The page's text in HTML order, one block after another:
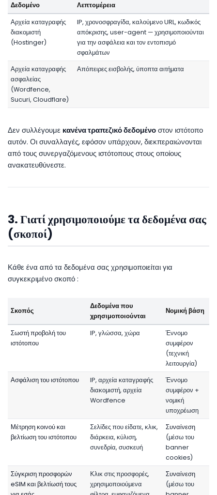
Δεδομένο Λεπτομέρεια
Αρχεία καταγραφής
διακομιστή
(Hostinger)
IP, χρονοσφραγίδα, καλούμενο URL, κωδικός
απόκρισης, user-agent — χρησιμοποιούνται
για την ασφάλεια και τον εντοπισμό
σφαλμάτων
Αρχεία καταγραφής
ασφαλείας
(Wordfence,
Sucuri, Cloudflare)
Απόπειρες εισβολής, ύποπτα αιτήματα
Δεν συλλέγουμε κανένα τραπεζικό δεδομένοστον ιστότοπο
αυτόν. Οι συναλλαγές, εφόσον υπάρχουν, διεκπεραιώνονται
από τους συνεργαζόμενους ιστότοπους στους οποίους
ανακατευθύνεστε.
3. Γιατί χρησιμοποιούμε τα δεδομένα σας
(σκοποί)
Κάθε ένα από τα δεδομένα σας χρησιμοποιείται για
συγκεκριμένο σκοπό :
Σκοπός
Δεδομένα που
χρησιμοποιούνται
Νομική βάση
Σωστή προβολή του
ιστότοπου
IP, γλώσσα, χώρα
Έννομο
συμφέρον
(τεχνική
λειτουργία)
Ασφάλιση του ιστότοπου
IP, αρχεία καταγραφής
διακομιστή, αρχεία
Wordfence
Έννομο
συμφέρον +
νομική
υποχρέωση
Μέτρηση κοινού και
βελτίωση του ιστότοπου
Σελίδες που είδατε, κλικ,
διάρκεια, κύλιση,
συνεδρία, συσκευή
Συναίνεση
(μέσω του
banner
cookies)
Σύγκριση προσφορών
eSIM και βελτίωσή τους
Κλικ στις προσφορές,
χρησιμοποιούμενα
Συναίνεση
(μέσω του